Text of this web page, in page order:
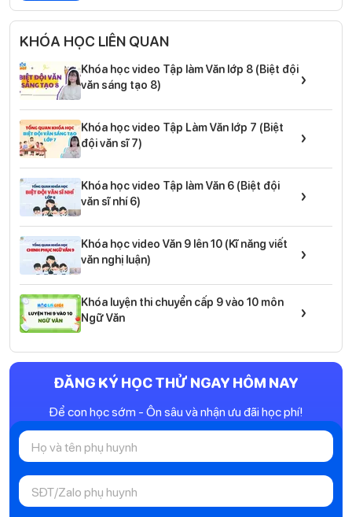
KHÓA HỌC LIÊN QUAN
Khóa học video Tập làm Văn lớp 8 (Biệt đội
văn sáng tạo 8)
›
Khóa học video Tập Làm Văn lớp 7 (Biệt
đội văn sĩ 7)
›
Khóa học video Tập làm Văn 6 (Biệt đội
văn sĩ nhí 6)
›
Khóa học video Văn 9 lên 10 (Kĩ năng viết
văn nghị luận)
›
Khóa luyện thi chuyển cấp 9 vào 10 môn
Ngữ Văn
›
ĐĂNG KÝ HỌC THỬ NGAY HÔM NAY
Để con học sớm - Ôn sâu và nhận ưu đãi học phí!